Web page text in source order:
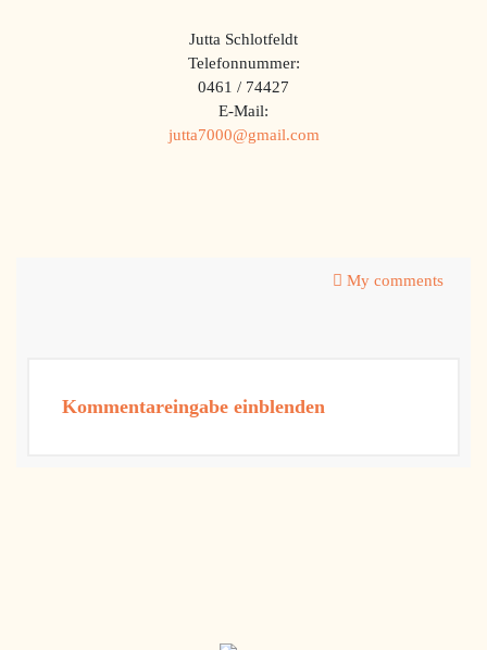
Jutta Schlotfeldt
Telefonnummer:
0461 / 74427
E-Mail:
jutta7000@gmail.com
My comments
Kommentareingabe einblenden